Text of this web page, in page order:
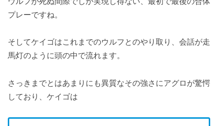
プレーですね。
そしてケイゴはこれまでのウルフとのやり取り、会話が走
馬灯のように頭の中で流れます。
さっきまでとはあまりにも異質なその強さにアグロが驚愕
しており、ケイゴは